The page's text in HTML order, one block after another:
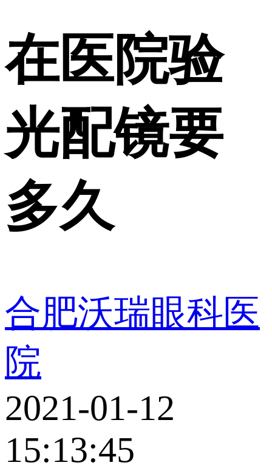
在医院验
光配镜要
多久
合肥沃瑞眼科医
院
2021-01-12
15:13:45